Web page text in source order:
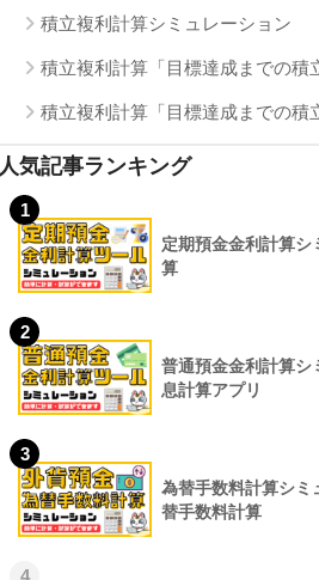
積立複利計算シミュレーション
積立複利計算「目標達成までの積
積立複利計算「目標達成までの積
人気記事ランキング
1
定期預金金利計算シ
算
2
普通預金金利計算シ
息計算アプリ
3
為替手数料計算シミ
替手数料計算
4